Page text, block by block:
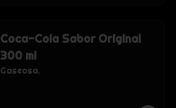
Coca-Cola Sabor Original
300 ml
Gaseosa.